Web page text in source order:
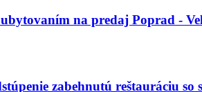
na predaj Poprad -
zabehnutú reštauráciu so